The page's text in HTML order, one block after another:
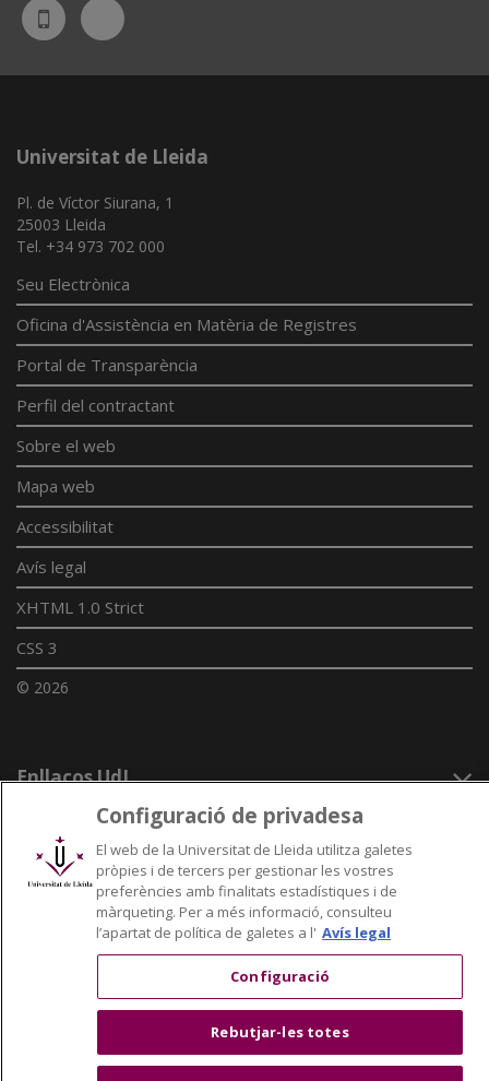
UdL
App
Bluesky
Universitat de Lleida
Pl. de Víctor Siurana, 1
25003 Lleida
Tel. +34 973 702 000
Seu Electrònica
Oficina d'Assistència en Matèria de Registres
Portal de Transparència
Perfil del contractant
Sobre el web
Mapa web
Accessibilitat
Avís legal
XHTML 1.0 Strict
CSS 3
© 2026
Enllaços UdL
Xarxes universitàries
Configuració de privadesa
El web de la Universitat de Lleida utilitza galetes
pròpies i de tercers per gestionar les vostres
preferències amb finalitats estadístiques i de
màrqueting. Per a més informació, consulteu
l’apartat de política de galetes a l' Avís legal
Configuració
Rebutjar-les totes